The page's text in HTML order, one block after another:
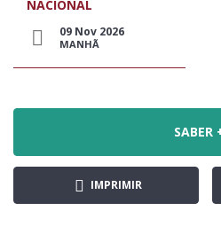
NACIONAL
09 Nov 2026
MANHÃ
SABER
IMPRIMIR